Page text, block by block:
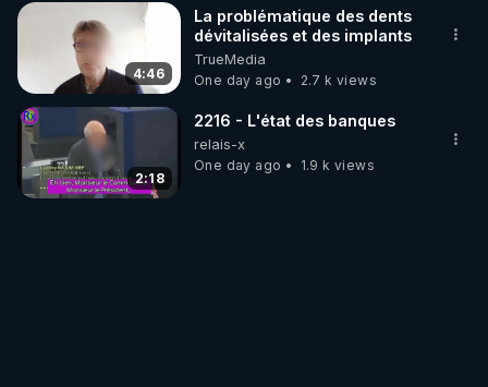
4:46
La problématique des dents
dévitalisées et des implants
TrueMedia
One day ago
2.7 k views
2:18
2216 - L'état des banques
relais-x
One day ago
1.9 k views